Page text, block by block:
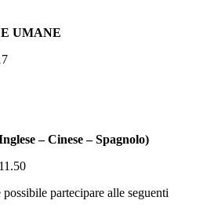
UMANE
– Cinese – Spagnolo)
partecipare alle seguenti